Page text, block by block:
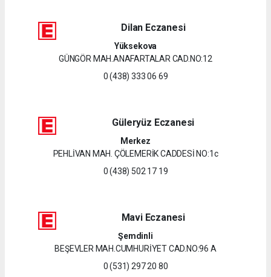
Dilan Eczanesi
Yüksekova
GÜNGÖR MAH.ANAFARTALAR CAD.NO:12
0 (438) 333 06 69
Güleryüz Eczanesi
Merkez
PEHLİVAN MAH. ÇÖLEMERİK CADDESİ NO:1c
0 (438) 502 17 19
Mavi Eczanesi
Şemdinli
BEŞEVLER MAH.CUMHURİYET CAD.NO:96 A
0 (531) 297 20 80